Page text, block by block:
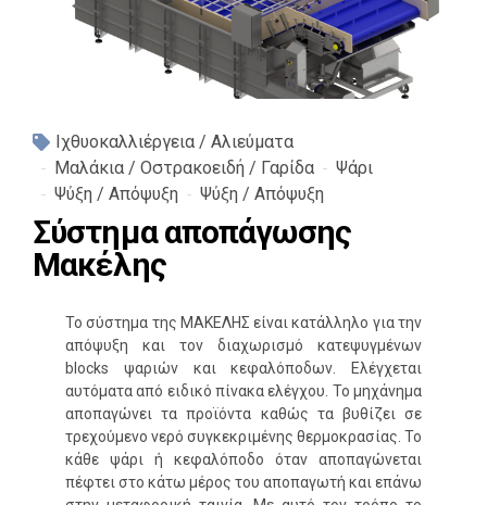
Ιχθυοκαλλιέργεια / Αλιεύματα
Μαλάκια / Οστρακοειδή / Γαρίδα
Ψάρι
Ψύξη / Απόψυξη
Ψύξη / Απόψυξη
Σύστημα αποπάγωσης
Μακέλης
Το σύστημα της ΜΑΚΕΛΗΣ είναι κατάλληλο για την
απόψυξη και τον διαχωρισμό κατεψυγμένων
blocks ψαριών και κεφαλόποδων. Ελέγχεται
αυτόματα από ειδικό πίνακα ελέγχου. Το μηχάνημα
αποπαγώνει τα προϊόντα καθώς τα βυθίζει σε
τρεχούμενο νερό συγκεκριμένης θερμοκρασίας. Το
κάθε ψάρι ή κεφαλόποδο όταν αποπαγώνεται
πέφτει στο κάτω μέρος του αποπαγωτή και επάνω